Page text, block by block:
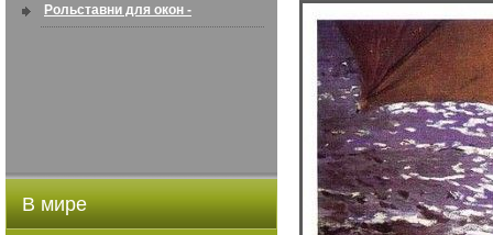
искусство создавать снимки, ...
Рольставни для окон -
В мире